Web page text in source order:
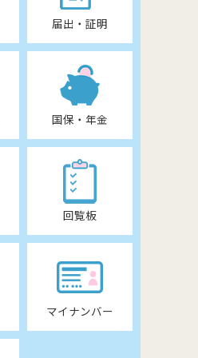
届出・証明
国保・年金
回覧板
マイナンバー